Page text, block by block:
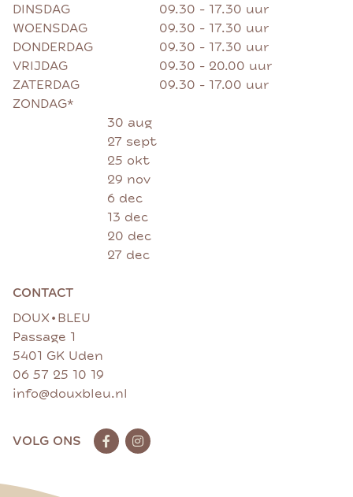
DINSDAG
09.30 - 17.30 uur
WOENSDAG
09.30 - 17.30 uur
DONDERDAG
09.30 - 17.30 uur
VRIJDAG
09.30 - 20.00 uur
ZATERDAG
09.30 - 17.00 uur
ZONDAG*
30 aug
27 sept
25 okt
29 nov
6 dec
13 dec
20 dec
27 dec
CONTACT
DOUX • BLEU
Passage 1
5401 GK Uden
06 57 25 10 19
info@douxbleu.nl
VOLG ONS